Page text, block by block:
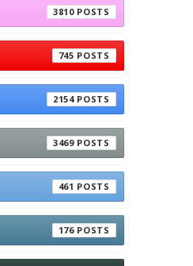
3810
745
2154
3469
461
176